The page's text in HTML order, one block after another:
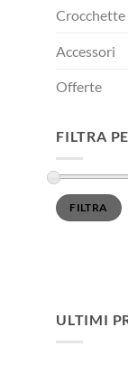
Crocchette
Accessori
Offerte
FILTRA
Prezzo
Min
Prezzo
MaxFILTRA
ULTIMI